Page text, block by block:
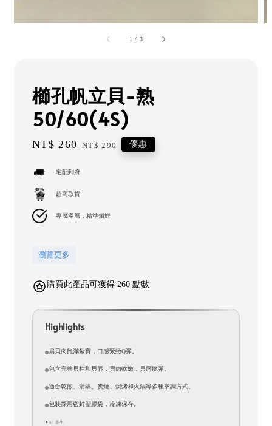
1 / 3
櫛孔帆立貝-熟
50/60(4S)
Sale
NT$ 260 Regular
NT$ 290 優惠
宅配到府
超商取貨
專屬溫層，精準鎖鮮
瀏覽更多
購買此產品可獲得 260 點數
Highlights
扇貝肉飽滿紮實，口感緊緻Q彈。
包含完整貝柱和貝唇，貝肉軟嫩，貝唇脆彈。
適合乾煎、清蒸、炭燒、焗烤和火鍋等多種烹調方式。
包裝採用密封塑膠袋，冷凍保存。
✦AI 產生